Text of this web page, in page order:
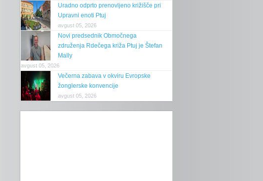
Uradno odprto prenovljeno križišče pri
Upravni enoti Ptuj
avgust 05, 2026
Novi predsednik Območnega
združenja Rdečega križa Ptuj je Štefan
Mally
avgust 05, 2026
Večerna zabava v okviru Evropske
žonglerske konvencije
avgust 05, 2026